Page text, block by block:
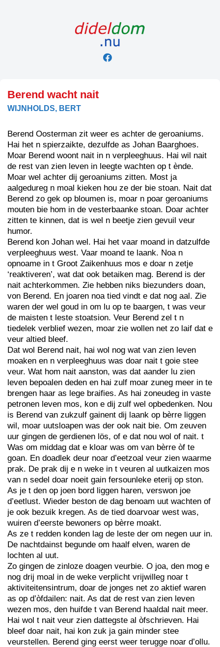
Berend wacht nait
WIJNHOLDS, BERT
Berend Oosterman zit weer es achter de geroaniums.
Hai het n spierzaikte, dezulfde as Johan Baarghoes.
Moar Berend woont nait in n verpleeghuus. Hai wil nait
de rest van zien leven in leegte wachten op t ènde.
Moar wel achter dij geroaniums zitten. Most ja
aalgedureg n moal kieken hou ze der bie stoan. Nait dat
Berend zo gek op bloumen is, moar n poar geroaniums
mouten bie hom in de vesterbaanke stoan. Doar achter
zitten te kinnen, dat is wel n beetje zien gevuil veur
humor.
Berend kon Johan wel. Hai het vaar moand in datzulfde
verpleeghuus west. Vaar moand te laank. Noa n
opnoame in t Groot Zaikenhuus mos e doar n zetje
‘reaktiveren’, wat dat ook betaiken mag. Berend is der
nait achterkommen. Zie hebben niks biezunders doan,
von Berend. En joaren noa tied vindt e dat nog aal. Zie
waren der wel goud in om lu op te baargen, t was veur
de maisten t leste stoatsion. Veur Berend zel t n
tiedelek verblief wezen, moar zie wollen net zo laif dat e
veur altied bleef.
Dat wol Berend nait, hai wol nog wat van zien leven
moaken en n verpleeghuus was doar nait t goie stee
veur. Wat hom nait aanston, was dat aander lu zien
leven bepoalen deden en hai zulf moar zuneg meer in te
brengen haar as lege braifies. As hai zoneudeg in vaste
petronen leven mos, kon e dij zulf wel opbedenken. Nou
is Berend van zukzulf gainent dij laank op bèrre liggen
wil, moar uutsloapen was der ook nait bie. Om zeuven
uur gingen de gerdienen lös, of e dat nou wol of nait. t
Was om middag dat e kloar was om van bèrre òf te
goan. En doadlek deur noar d’eetzoal veur zien waarme
prak. De prak dij e n weke in t veuren al uutkaizen mos
van n sedel doar noeit gain fersounleke eterij op ston.
As je t den op joen bord liggen haren, verswon joe
d’eetlust. Wieder beston de dag benoam uut wachten of
je ook bezuik kregen. As de tied doarvoar west was,
wuiren d’eerste bewoners op bèrre moakt.
As ze t redden konden lag de leste der om negen uur in.
De nachtdainst begunde om haalf elven, waren de
lochten al uut.
Zo gingen de zinloze doagen veurbie. O joa, den mog e
nog drij moal in de weke verplicht vrijwilleg noar t
aktiviteitensintrum, doar de jonges net zo aktief waren
as op d’òfdailen: nait. As dat de rest van zien leven
wezen mos, den huifde t van Berend haaldal nait meer.
Hai wol t nait veur zien dattegste al òfschrieven. Hai
bleef doar nait, hai kon zuk ja gain minder stee
veurstellen. Berend ging eerst weer terugge noar d’ollu.